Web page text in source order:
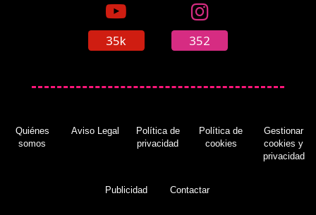
35k 352
Quiénes
somos
Aviso Legal
Política de
privacidad
Política de
cookies
Gestionar
cookies y
privacidad
Publicidad Contactar